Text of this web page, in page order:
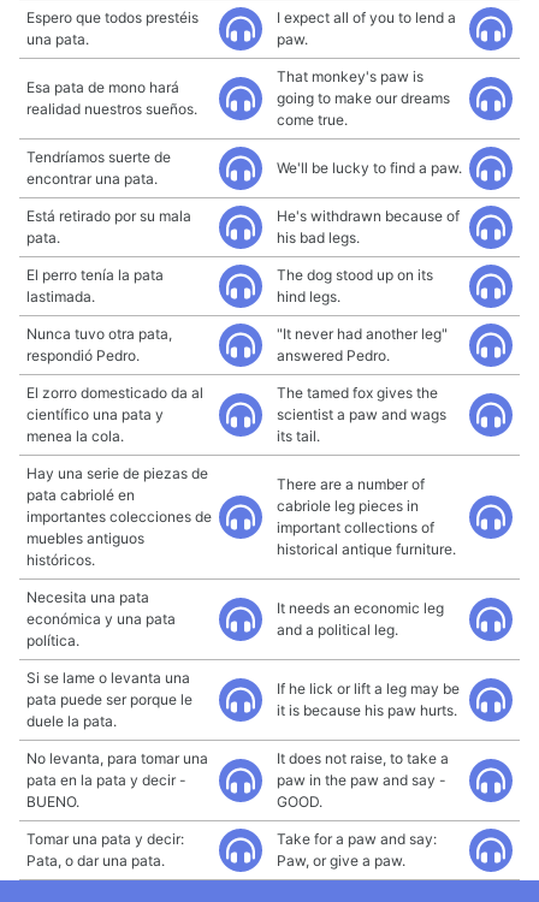
Espero que todos prestéis
una pata.
I expect all of you to lend a
paw.
Esa pata de mono hará
realidad nuestros sueños.
That monkey's paw is
going to make our dreams
come true.
Tendríamos suerte de
encontrar una pata.
We'll be lucky to find a paw.
Está retirado por su mala
pata.
He's withdrawn because of
his bad legs.
El perro tenía la pata
lastimada.
The dog stood up on its
hind legs.
Nunca tuvo otra pata,
respondió Pedro.
"It never had another leg"
answered Pedro.
El zorro domesticado da al
científico una pata y
menea la cola.
The tamed fox gives the
scientist a paw and wags
its tail.
Hay una serie de piezas de
pata cabriolé en
importantes colecciones de
muebles antiguos
históricos.
There are a number of
cabriole leg pieces in
important collections of
historical antique furniture.
Necesita una pata
económica y una pata
política.
It needs an economic leg
and a political leg.
Si se lame o levanta una
pata puede ser porque le
duele la pata.
If he lick or lift a leg may be
it is because his paw hurts.
No levanta, para tomar una
pata en la pata y decir -
BUENO.
It does not raise, to take a
paw in the paw and say -
GOOD.
Tomar una pata y decir:
Pata, o dar una pata.
Take for a paw and say:
Paw, or give a paw.